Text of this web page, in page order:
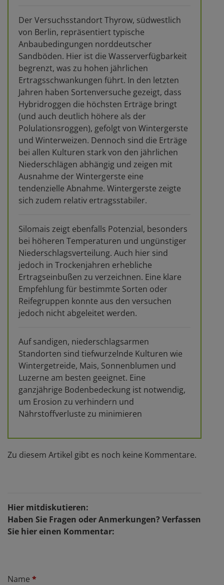
Der Versuchsstandort Thyrow, südwestlich
von Berlin, repräsentiert typische
Anbaubedingungen norddeutscher
Sandböden. Hier ist die Wasserverfügbarkeit
begrenzt, was zu hohen jährlichen
Ertragsschwankungen führt. In den letzten
Jahren haben Sortenversuche gezeigt, dass
Hybridroggen die höchsten Erträge bringt
(und auch deutlich höhere als der
Polulationsroggen), gefolgt von Wintergerste
und Winterweizen. Dennoch sind die Erträge
bei allen Kulturen stark von den jährlichen
Niederschlägen abhängig und zeigen mit
Ausnahme der Wintergerste eine
tendenzielle Abnahme. Wintergerste zeigte
sich zudem relativ ertragsstabiler.
Silomais zeigt ebenfalls Potenzial, besonders
bei höheren Temperaturen und ungünstiger
Niederschlagsverteilung. Auch hier sind
jedoch in Trockenjahren erhebliche
Ertragseinbußen zu verzeichnen. Eine klare
Empfehlung für bestimmte Sorten oder
Reifegruppen konnte aus den versuchen
jedoch nicht abgeleitet werden.
Auf sandigen, niederschlagsarmen
Standorten sind tiefwurzelnde Kulturen wie
Wintergetreide, Mais, Sonnenblumen und
Luzerne am besten geeignet. Eine
ganzjährige Bodenbedeckung ist notwendig,
um Erosion zu verhindern und
Nährstoffverluste zu minimieren
Zu diesem Artikel gibt es noch keine Kommentare.
Hier mitdiskutieren:
Haben Sie Fragen oder Anmerkungen? Verfassen
Sie hier einen Kommentar:
Name *